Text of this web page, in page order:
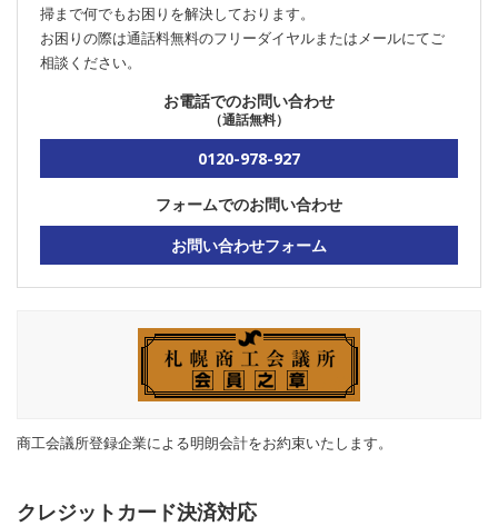
掃まで何でもお困りを解決しております。
お困りの際は通話料無料のフリーダイヤルまたはメールにてご
相談ください。
お電話でのお問い合わせ
（通話無料）
0120-978-927
フォームでのお問い合わせ
お問い合わせフォーム
商工会議所登録企業による明朗会計をお約束いたします。
クレジットカード決済対応